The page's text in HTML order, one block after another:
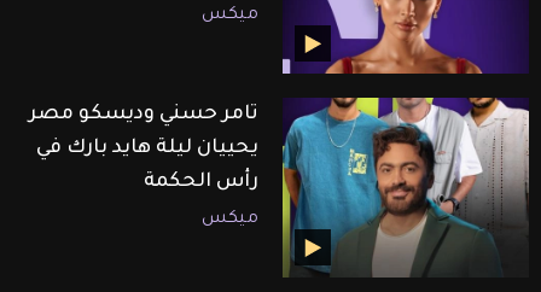
ميكس
تامر حسني وديسكو مصر
يحييان ليلة هايد بارك في
رأس الحكمة
ميكس